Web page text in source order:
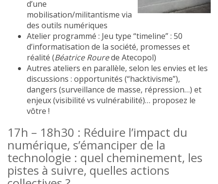
d’une
mobilisation/militantisme via
des outils numériques
Atelier programmé : Jeu type “timeline” : 50
d’informatisation de la société, promesses et
réalité (Béatrice Rourede Atecopol)
Autres ateliers en parallèle, selon les envies et les
discussions : opportunités (“hacktivisme”),
dangers (surveillance de masse, répression…) et
enjeux (visibilité vs vulnérabilité)… proposez le
vôtre !
17h – 18h30 : Réduire l’impact du
numérique, s’émanciper de la
technologie : quel cheminement, les
pistes à suivre, quelles actions